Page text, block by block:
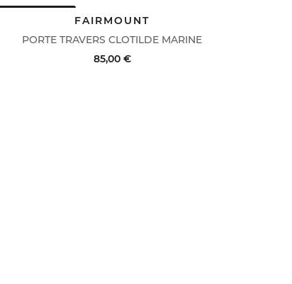
PORTE TRAVERS CLOTILDE MARINE
FAIRMOUNT
85,00 €